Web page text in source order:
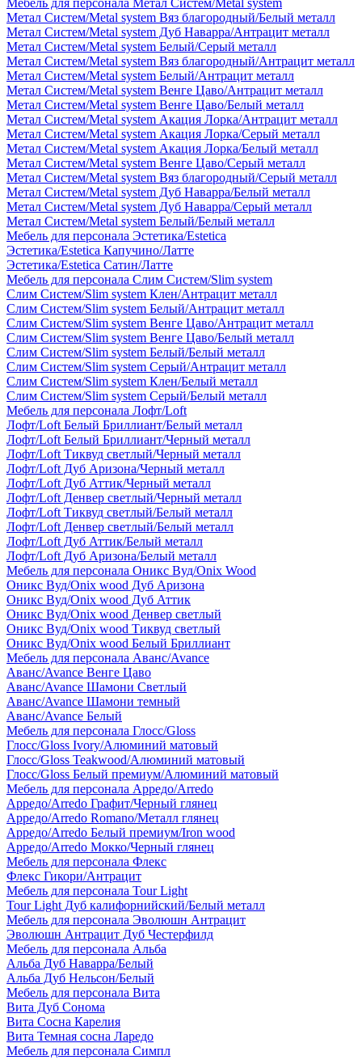
Мебель для персонала Метал Систем/Metal system
Метал Систем/Metal system Вяз благородный/Белый металл
Метал Систем/Metal system Дуб Наварра/Антрацит металл
Метал Систем/Metal system Белый/Серый металл
Метал Систем/Metal system Вяз благородный/Антрацит металл
Метал Систем/Metal system Белый/Антрацит металл
Метал Систем/Metal system Венге Цаво/Антрацит металл
Метал Систем/Metal system Венге Цаво/Белый металл
Метал Систем/Metal system Акация Лорка/Антрацит металл
Метал Систем/Metal system Акация Лорка/Серый металл
Метал Систем/Metal system Акация Лорка/Белый металл
Метал Систем/Metal system Венге Цаво/Серый металл
Метал Систем/Metal system Вяз благородный/Серый металл
Метал Систем/Metal system Дуб Наварра/Белый металл
Метал Систем/Metal system Дуб Наварра/Серый металл
Метал Систем/Metal system Белый/Белый металл
Мебель для персонала Эстетика/Estetica
Эстетика/Estetica Капучино/Латте
Эстетика/Estetica Сатин/Латте
Мебель для персонала Слим Систем/Slim system
Слим Систем/Slim system Клен/Антрацит металл
Слим Систем/Slim system Белый/Антрацит металл
Слим Систем/Slim system Венге Цаво/Антрацит металл
Слим Систем/Slim system Венге Цаво/Белый металл
Слим Систем/Slim system Белый/Белый металл
Слим Систем/Slim system Серый/Антрацит металл
Слим Систем/Slim system Клен/Белый металл
Слим Систем/Slim system Серый/Белый металл
Мебель для персонала Лофт/Loft
Лофт/Loft Белый Бриллиант/Белый металл
Лофт/Loft Белый Бриллиант/Черный металл
Лофт/Loft Тиквуд светлый/Черный металл
Лофт/Loft Дуб Аризона/Черный металл
Лофт/Loft Дуб Аттик/Черный металл
Лофт/Loft Денвер светлый/Черный металл
Лофт/Loft Тиквуд светлый/Белый металл
Лофт/Loft Денвер светлый/Белый металл
Лофт/Loft Дуб Аттик/Белый металл
Лофт/Loft Дуб Аризона/Белый металл
Мебель для персонала Оникс Вуд/Onix Wood
Оникс Вуд/Onix wood Дуб Аризона
Оникс Вуд/Onix wood Дуб Аттик
Оникс Вуд/Onix wood Денвер светлый
Оникс Вуд/Onix wood Тиквуд светлый
Оникс Вуд/Onix wood Белый Бриллиант
Мебель для персонала Аванс/Avance
Аванс/Avance Венге Цаво
Аванс/Avance Шамони Светлый
Аванс/Avance Шамони темный
Аванс/Avance Белый
Мебель для персонала Глосс/Gloss
Глосс/Gloss Ivory/Алюминий матовый
Глосс/Gloss Teakwood/Алюминий матовый
Глосс/Gloss Белый премиум/Алюминий матовый
Мебель для персонала Арредо/Arredo
Арредо/Arredo Графит/Черный глянец
Арредо/Arredo Romano/Металл глянец
Арредо/Arredo Белый премиум/Iron wood
Арредо/Arredo Мокко/Черный глянец
Мебель для персонала Флекс
Флекс Гикори/Антрацит
Мебель для персонала Tour Light
Tour Light Дуб калифорнийский/Белый металл
Мебель для персонала Эволюшн Антрацит
Эволюшн Антрацит Дуб Честерфилд
Мебель для персонала Альба
Альба Дуб Наварра/Белый
Альба Дуб Нельсон/Белый
Мебель для персонала Вита
Вита Дуб Сонома
Вита Сосна Карелия
Вита Темная сосна Ларедо
Мебель для персонала Симпл